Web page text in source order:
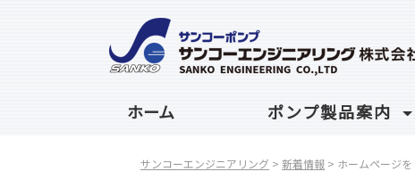
ホーム ポンプ製品案内
サンコーエンジニアリング > 新着情報 > ホームページ